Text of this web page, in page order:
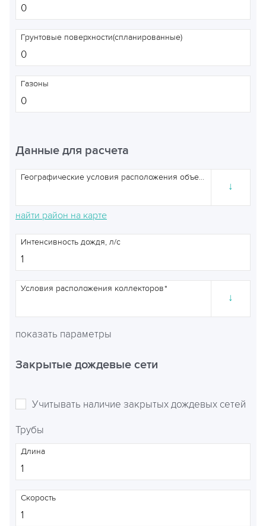
Грунтовые поверхности(спланированные)
Газоны
Данные для расчета
↓
Географические условия расположения объекта
найти район на карте
Интенсивность дождя, л/с
↓
Условия расположения коллекторов
показать параметры
Закрытые дождевые сети
Учитывать наличие закрытых дождевых сетей
Трубы
Длина
Скорость